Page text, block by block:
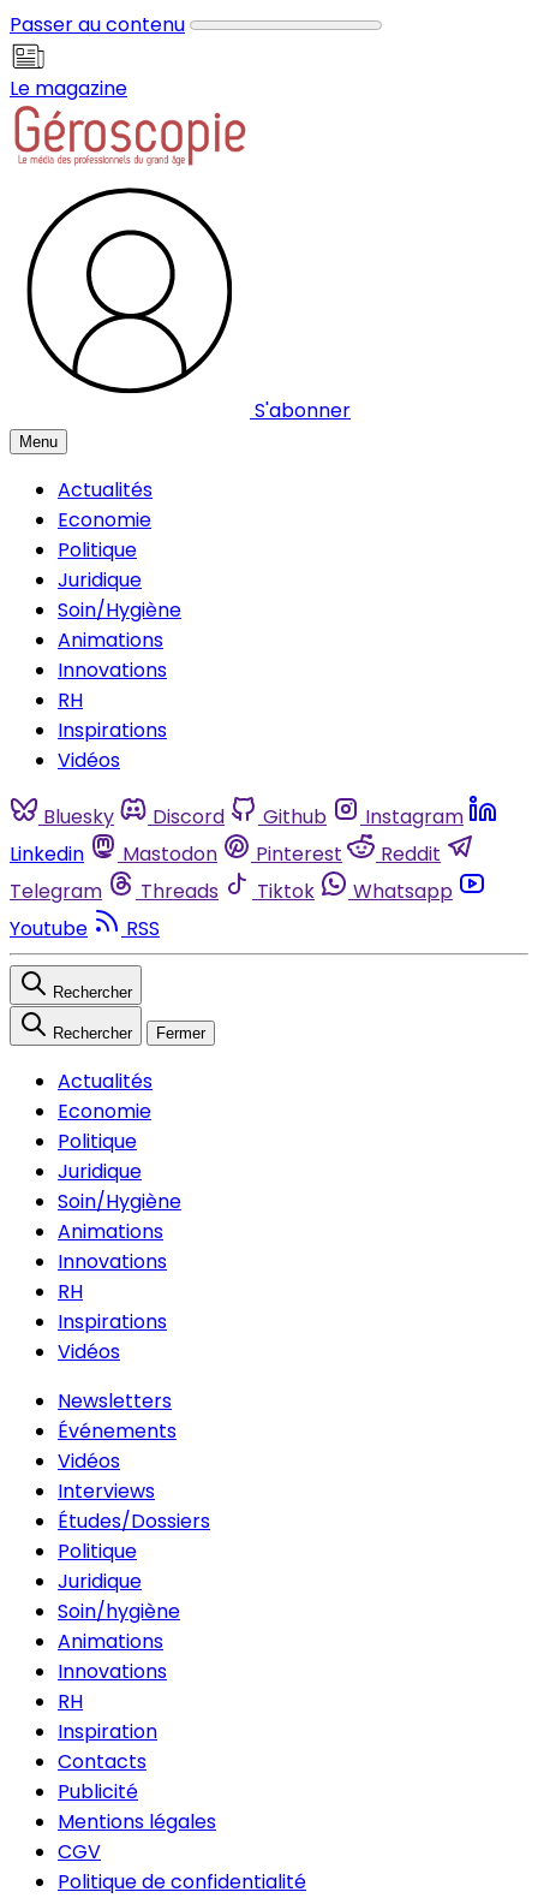
Passer au contenu
Le magazine
S'abonner
Menu
Actualités
Economie
Politique
Juridique
Soin/Hygiène
Animations
Innovations
RH
Inspirations
Vidéos
Bluesky Discord Github
Instagram
Linkedin
Mastodon Pinterest
Reddit
Telegram
Threads Tiktok
Whatsapp
Youtube
RSS
Rechercher
Rechercher Fermer
Actualités
Economie
Politique
Juridique
Soin/Hygiène
Animations
Innovations
RH
Inspirations
Vidéos
Newsletters
Événements
Vidéos
Interviews
Études/Dossiers
Politique
Juridique
Soin/hygiène
Animations
Innovations
RH
Inspiration
Contacts
Publicité
Mentions légales
CGV
Politique de confidentialité
Panneau de gestion des cookies